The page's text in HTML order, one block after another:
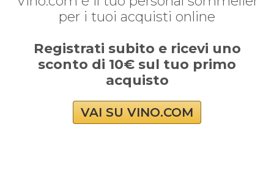
per i tuoi acquisti online
Registrati subito e ricevi uno
sconto di 10€ sul tuo primo
acquisto
VAI SU VINO.COM